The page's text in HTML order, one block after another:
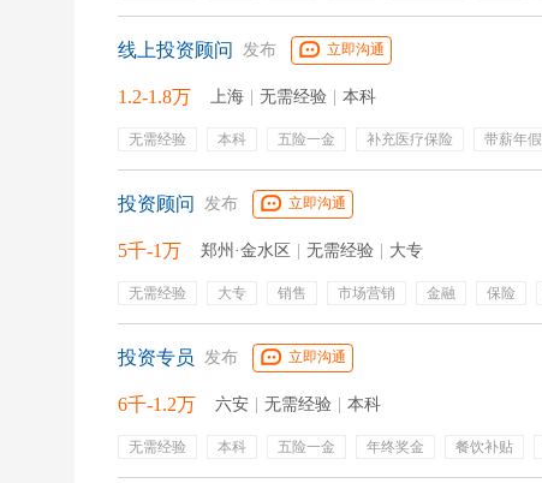
财经
商科 全流程管理 项目挖掘
线上投资顾问 发布 立即沟通
1.2-1.8万 上海 | 无需经验 | 本科
无需经验 本科 五险一金 补充医疗保险 带薪年假
专业培训
定期体检 企业年金
投资顾问 发布 立即沟通
5千-1万 郑州·金水区 | 无需经验 | 大专
无需经验 大专 销售 市场营销 金融 保险
理财
保单服务 产品讲解 营销支持 绩效奖金
员工旅游
节日福利 弹性工作
投资专员 发布 立即沟通
6千-1.2万 六安 | 无需经验 | 本科
无需经验 本科 五险一金 年终奖金 餐饮补贴